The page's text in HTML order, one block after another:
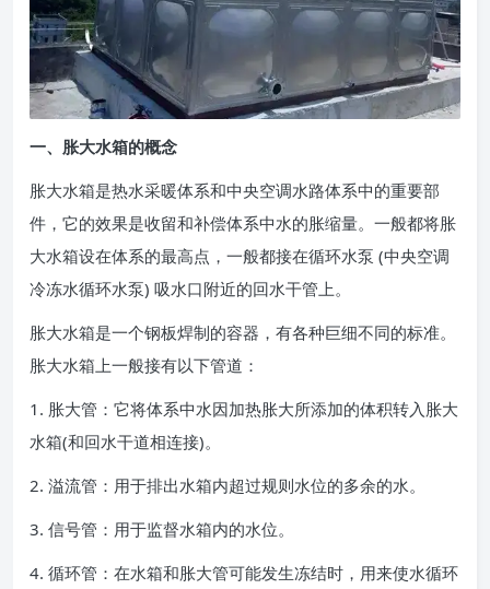
一、胀大水箱的概念
胀大水箱是热水采暖体系和中央空调水路体系中的重要部
件，它的效果是收留和补偿体系中水的胀缩量。一般都将胀
大水箱设在体系的最高点，一般都接在循环水泵 (中央空调
冷冻水循环水泵) 吸水口附近的回水干管上。
胀大水箱是一个钢板焊制的容器，有各种巨细不同的标准。
胀大水箱上一般接有以下管道：
1. 胀大管：它将体系中水因加热胀大所添加的体积转入胀大
水箱(和回水干道相连接)。
2. 溢流管：用于排出水箱内超过规则水位的多余的水。
3. 信号管：用于监督水箱内的水位。
4. 循环管：在水箱和胀大管可能发生冻结时，用来使水循环